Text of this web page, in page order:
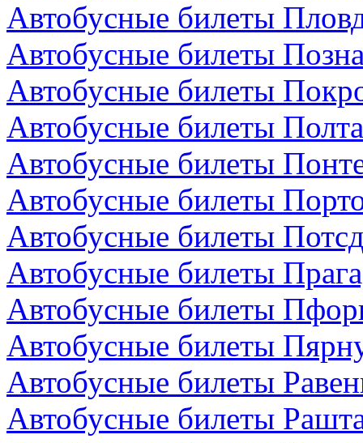
Автобусные билеты
Автобусные билеты
Автобусные билеты
Автобусные билеты
Автобусные билеты
Автобусные билеты
Автобусные билеты
Автобусные билеты
Автобусные билеты
Автобусные билеты
Автобусные билеты
Автобусные билеты